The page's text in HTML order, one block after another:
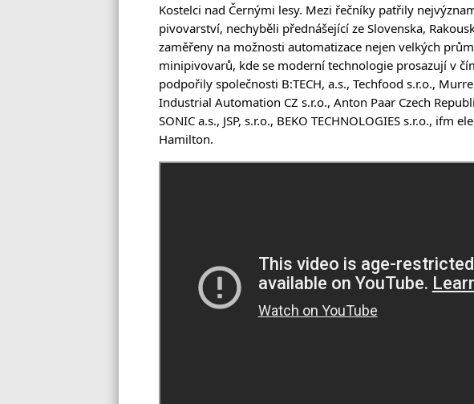
Kostelci nad Černými lesy. Mezi řečníky patřily
pivovarství, nechyběli přednášející ze Slovenska,
zaměřeny na možnosti automatizace nejen velkých
minipivovarů, kde se moderní technologie prosazují v
podpořily společnosti B:TECH, a.s., Techfood s.r.o.,
Industrial Automation CZ s.r.o., Anton Paar Czech
SONIC a.s., JSP, s.r.o., BEKO TECHNOLOGIES s.r.o., ifm
Hamilton.